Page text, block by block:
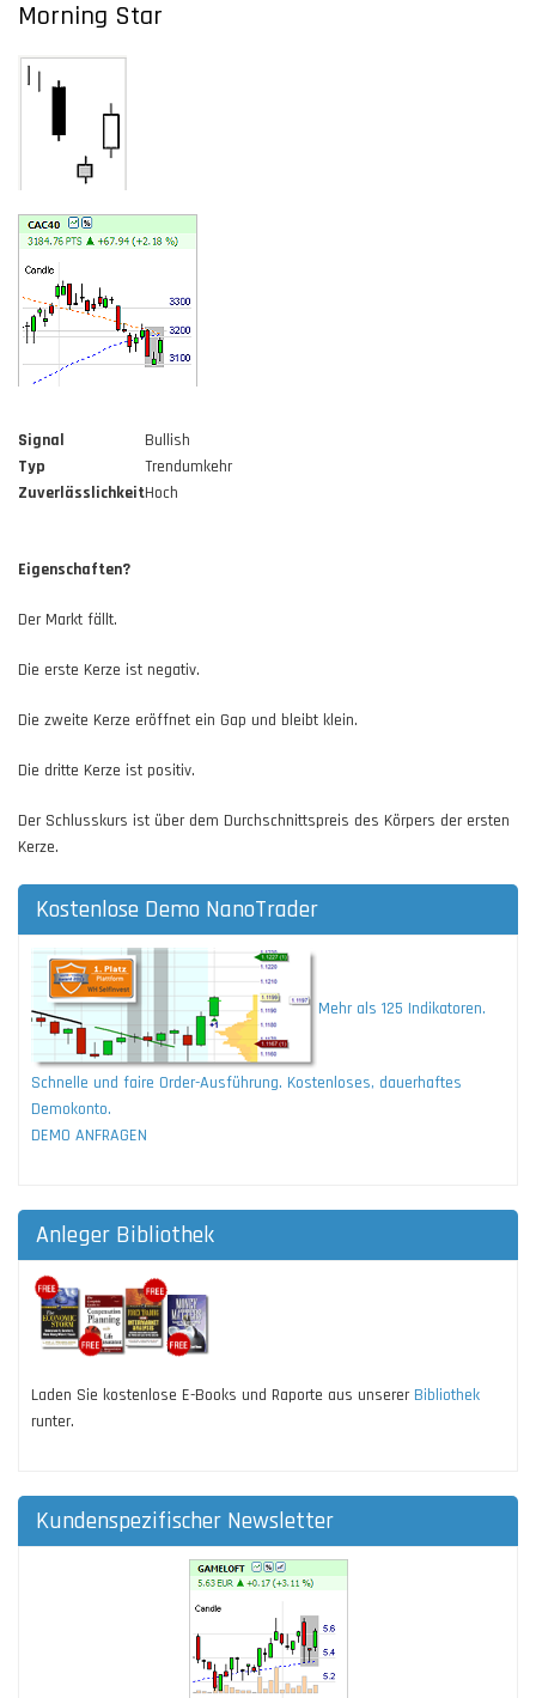
Morning Star
Signal
Bullish
Typ
Trendumkehr
ZuverlässlichkeitHoch
Eigenschaften?
Der Markt fällt.
Die erste Kerze ist negativ.
Die zweite Kerze eröffnet ein Gap und bleibt klein.
Die dritte Kerze ist positiv.
Der Schlusskurs ist über dem Durchschnittspreis des Körpers der ersten
Kerze.
Kostenlose Demo NanoTrader
Mehr als 125 Indikatoren.
Schnelle und faire Order-Ausführung. Kostenloses, dauerhaftes
Demokonto.
DEMO ANFRAGEN
Anleger Bibliothek
Laden Sie kostenlose E-Books und Raporte aus unserer Bibliothek
runter.
Kundenspezifischer Newsletter